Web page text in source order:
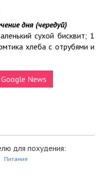
дня (чередуй)
сухой бисквит; 1
хлеба с отрубями и
News
для похудения:
Питание